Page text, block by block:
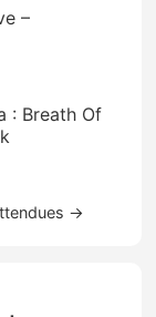
–
: Breath Of
→